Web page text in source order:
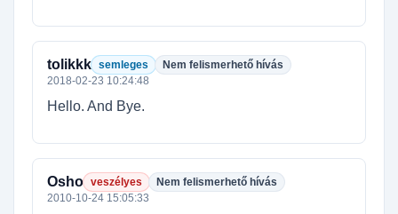
tolikkk semleges
Nem felismerhető hívás
2018-02-23 10:24:48
Hello. And Bye.
Osho veszélyes
Nem felismerhető hívás
2010-10-24 15:05:33